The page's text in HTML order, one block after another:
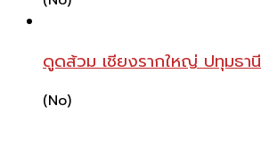
ดูดส้วม เชียงรากใหญ่ ปทุมธานี
(No)